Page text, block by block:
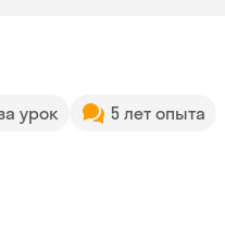
урок 5 лет опыта